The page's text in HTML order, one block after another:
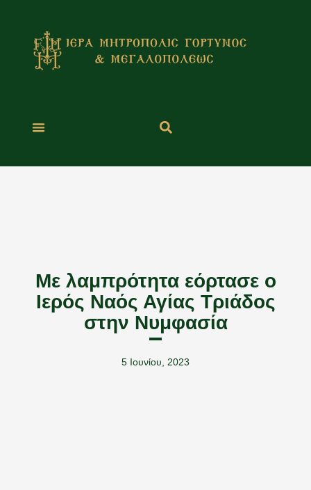
περιεχόμενο
Με λαμπρότητα εόρτασε ο
Ιερός Ναός Αγίας Τριάδος
στην Νυμφασία
5 Ιουνίου, 2023